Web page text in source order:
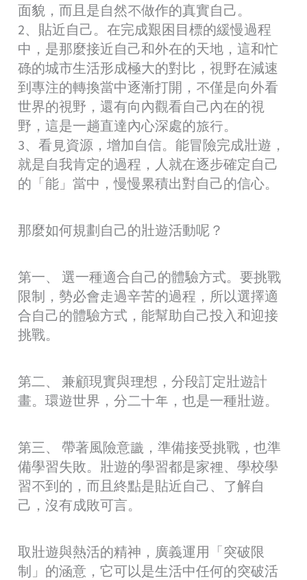
面貌，而且是自然不做作的真實自己。
2、貼近自己。在完成艱困目標的緩慢過程
中，是那麼接近自己和外在的天地，這和忙
碌的城市生活形成極大的對比，視野在減速
到專注的轉換當中逐漸打開，不僅是向外看
世界的視野，還有向內觀看自己內在的視
野，這是一趟直達內心深處的旅行。
3、看見資源，增加自信。能冒險完成壯遊，
就是自我肯定的過程，人就在逐步確定自己
的「能」當中，慢慢累積出對自己的信心。
那麼如何規劃自己的壯遊活動呢？
第一、 選一種適合自己的體驗方式。要挑戰
限制，勢必會走過辛苦的過程，所以選擇適
合自己的體驗方式，能幫助自己投入和迎接
挑戰。
第二、 兼顧現實與理想，分段訂定壯遊計
畫。環遊世界，分二十年，也是一種壯遊。
第三、 帶著風險意識，準備接受挑戰，也準
備學習失敗。壯遊的學習都是家裡、學校學
習不到的，而且終點是貼近自己、了解自
己，沒有成敗可言。
取壯遊與熱活的精神，廣義運用「突破限
制」的涵意，它可以是生活中任何的突破活